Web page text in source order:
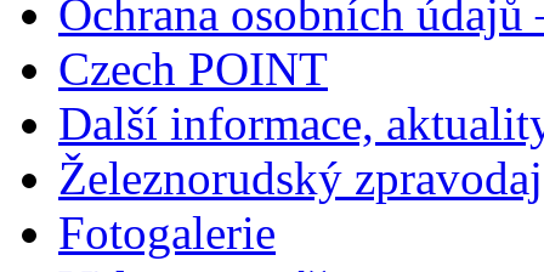
Ochrana osobních údajů
Czech POINT
Další informace,
Železnorudský zpravodaj
Fotogalerie